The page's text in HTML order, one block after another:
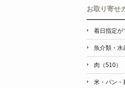
お取り寄せ
着日指定が
魚介類・水
肉（510）
米・パン・